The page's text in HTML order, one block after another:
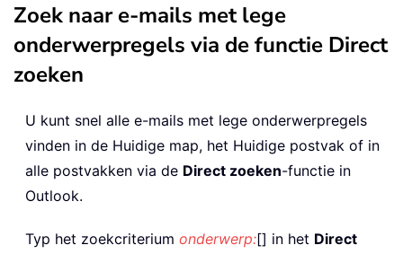
Zoek naar e-mails met lege
onderwerpregels via de functie Direct
zoeken
U kunt snel alle e-mails met lege onderwerpregels
vinden in de Huidige map, het Huidige postvak of in
alle postvakken via de Direct zoeken-functie in
Outlook.
Typ het zoekcriterium onderwerp:[] in het Direct